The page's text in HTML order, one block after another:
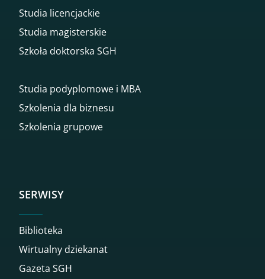
Studia licencjackie
Studia magisterskie
Szkoła doktorska SGH
Studia podyplomowe i MBA
Szkolenia dla biznesu
Szkolenia grupowe
SERWISY
Biblioteka
Wirtualny dziekanat
Gazeta SGH